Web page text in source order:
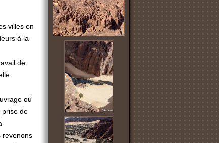
villes en
à la
de
où
prise de
revenons